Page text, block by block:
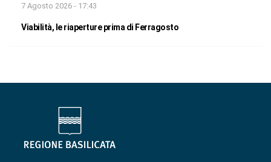
7 Agosto 2026 - 17:43
Viabilità, le riaperture prima di Ferragosto